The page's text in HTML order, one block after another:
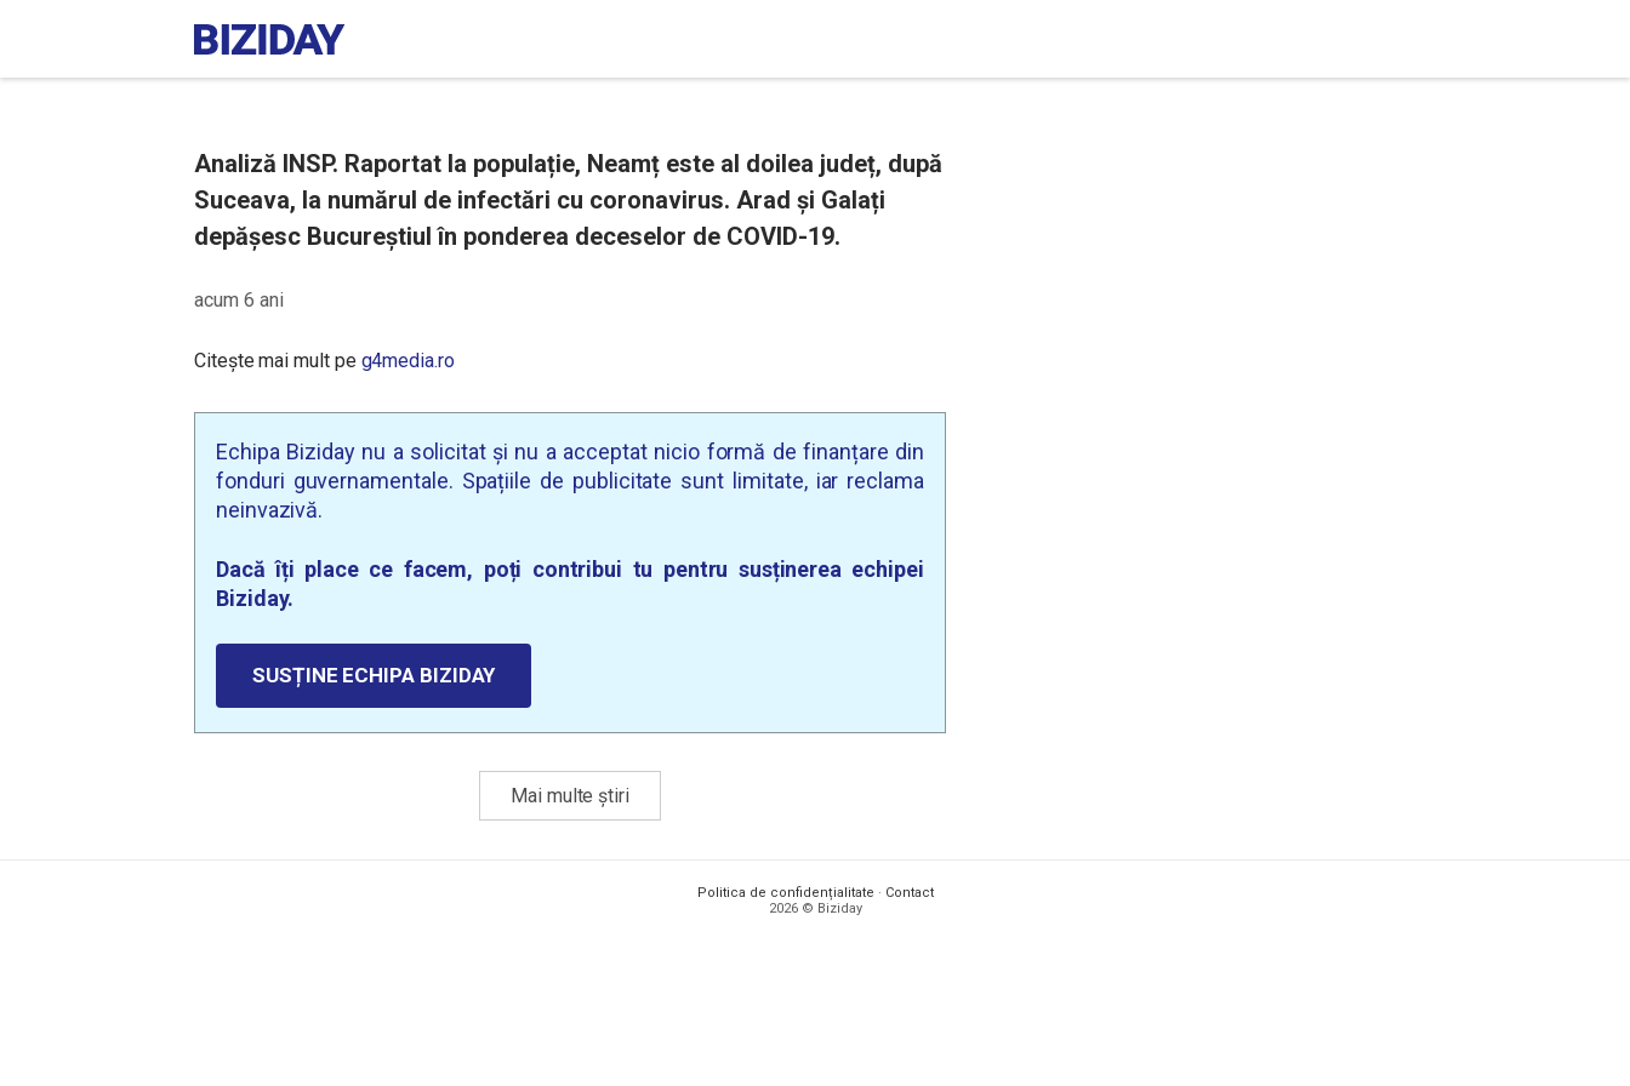
Analiză INSP. Raportat la populație, Neamț este al doilea județ, după
Suceava, la numărul de infectări cu coronavirus. Arad și Galați
depășesc Bucureștiul în ponderea deceselor de COVID-19.
acum 6 ani
Citește mai mult pe g4media.ro
Echipa Biziday nu a solicitat și nu a acceptat nicio formă de finanțare din
fonduri guvernamentale. Spațiile de publicitate sunt limitate, iar reclama
neinvazivă.
Dacă îți place ce facem, poți contribui tu pentru susținerea echipei
Biziday.
SUSȚINE ECHIPA BIZIDAY
Mai multe știri
Politica de confidențialitate · Contact
2026 © Biziday